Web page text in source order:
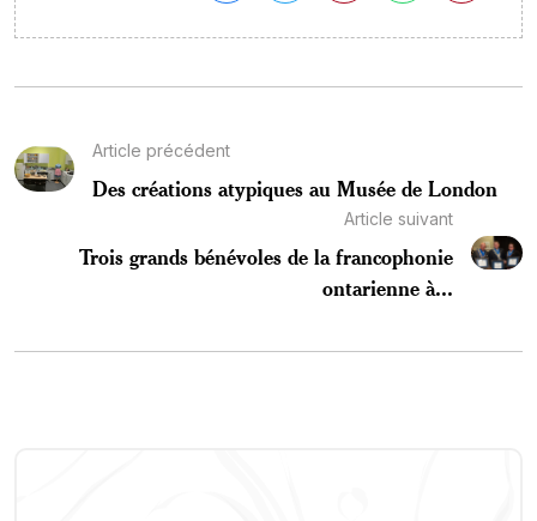
Article précédent
Des créations atypiques au Musée de London
Article suivant
Trois grands bénévoles de la francophonie
ontarienne à...